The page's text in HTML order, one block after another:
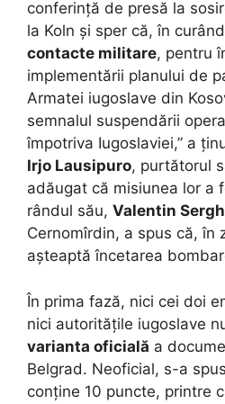
conferință de presă la
la Koln și sper că, în
contacte militare, pentru
implementării planului de
Armatei iugoslave din
semnalul suspendării
împotriva Iugoslaviei,” a
Irjo Lausipuro, purtătorul
adăugat că misiunea lor a
rândul său, Valentin
Cernomîrdin, a spus că, în
așteaptă încetarea
În prima fază, nici cei doi
nici autoritățile iugoslave
varianta oficială a
Belgrad. Neoficial, s-a
conține 10 puncte, printre